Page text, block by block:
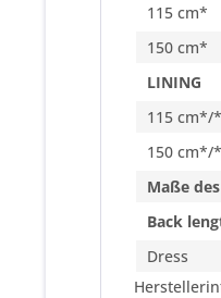
115 cm*
150 cm*
LINING
115 cm*/
150 cm*/
Maße
Back
Dress